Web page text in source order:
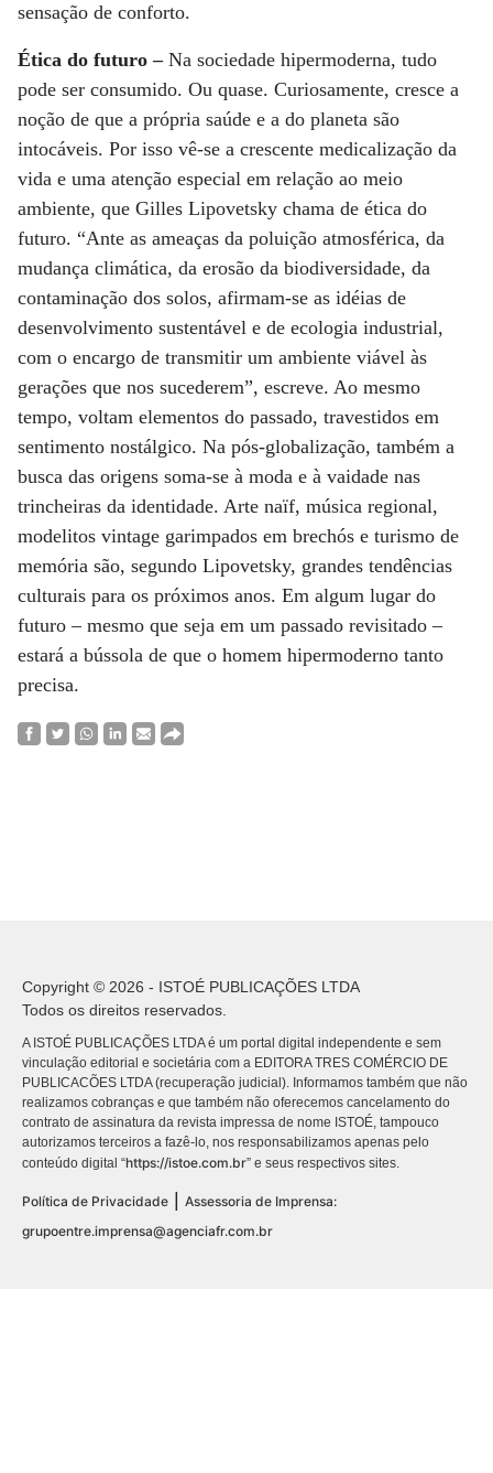
sensação de conforto.
Ética do futuro –Na sociedade hipermoderna, tudo
pode ser consumido. Ou quase. Curiosamente, cresce a
noção de que a própria saúde e a do planeta são
intocáveis. Por isso vê-se a crescente medicalização da
vida e uma atenção especial em relação ao meio
ambiente, que Gilles Lipovetsky chama de ética do
futuro. “Ante as ameaças da poluição atmosférica, da
mudança climática, da erosão da biodiversidade, da
contaminação dos solos, afirmam-se as idéias de
desenvolvimento sustentável e de ecologia industrial,
com o encargo de transmitir um ambiente viável às
gerações que nos sucederem”, escreve. Ao mesmo
tempo, voltam elementos do passado, travestidos em
sentimento nostálgico. Na pós-globalização, também a
busca das origens soma-se à moda e à vaidade nas
trincheiras da identidade. Arte naïf, música regional,
modelitos vintage garimpados em brechós e turismo de
memória são, segundo Lipovetsky, grandes tendências
culturais para os próximos anos. Em algum lugar do
futuro – mesmo que seja em um passado revisitado –
estará a bússola de que o homem hipermoderno tanto
precisa.
Copyright © 2026 - ISTOÉ PUBLICAÇÕES LTDA
Todos os direitos reservados.
A ISTOÉ PUBLICAÇÕES LTDA é um portal digital independente e sem
vinculação editorial e societária com a EDITORA TRES COMÉRCIO DE
PUBLICACÕES LTDA (recuperação judicial). Informamos também que não
realizamos cobranças e que também não oferecemos cancelamento do
contrato de assinatura da revista impressa de nome ISTOÉ, tampouco
autorizamos terceiros a fazê-lo, nos responsabilizamos apenas pelo
conteúdo digital “https://istoe.com.br” e seus respectivos sites.
Política de Privacidade
Assessoria de Imprensa:
grupoentre.imprensa@agenciafr.com.br